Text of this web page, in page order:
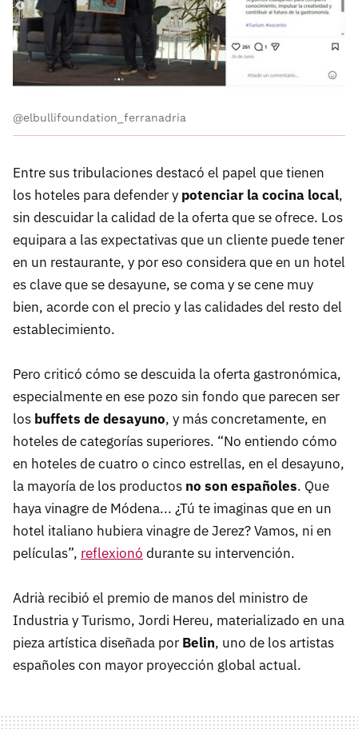
@elbullifoundation_ferranadria
Entre sus tribulaciones destacó el papel que tienen
los hoteles para defender y potenciar la cocina local,
sin descuidar la calidad de la oferta que se ofrece. Los
equipara a las expectativas que un cliente puede tener
en un restaurante, y por eso considera que en un hotel
es clave que se desayune, se coma y se cene muy
bien, acorde con el precio y las calidades del resto del
establecimiento.
Pero criticó cómo se descuida la oferta gastronómica,
especialmente en ese pozo sin fondo que parecen ser
los buffets de desayuno, y más concretamente, en
hoteles de categorías superiores. “No entiendo cómo
en hoteles de cuatro o cinco estrellas, en el desayuno,
la mayoría de los productos no son españoles. Que
haya vinagre de Módena... ¿Tú te imaginas que en un
hotel italiano hubiera vinagre de Jerez? Vamos, ni en
películas”, reflexionó durante su intervención.
Adrià recibió el premio de manos del ministro de
Industria y Turismo, Jordi Hereu, materializado en una
pieza artística diseñada por Belin, uno de los artistas
españoles con mayor proyección global actual.